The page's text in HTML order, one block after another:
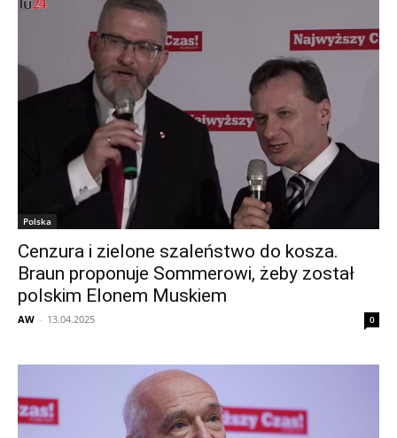
Polska
Cenzura i zielone szaleństwo do kosza.
Braun proponuje Sommerowi, żeby został
polskim Elonem Muskiem
AW - 13.04.2025 0